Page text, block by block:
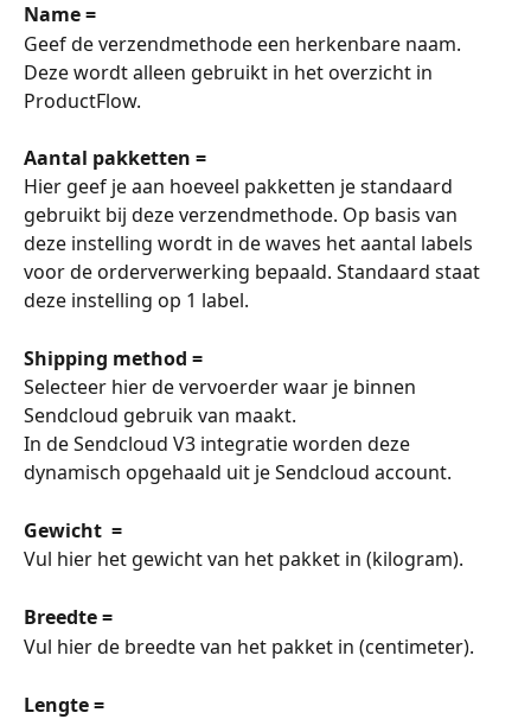
Name =
Geef de verzendmethode een herkenbare naam.
Deze wordt alleen gebruikt in het overzicht in
ProductFlow.
Aantal pakketten =
Hier geef je aan hoeveel pakketten je standaard
gebruikt bij deze verzendmethode. Op basis van
deze instelling wordt in de waves het aantal labels
voor de orderverwerking bepaald. Standaard staat
deze instelling op 1 label.
Shipping method =
Selecteer hier de vervoerder waar je binnen
Sendcloud gebruik van maakt.
In de Sendcloud V3 integratie worden deze
dynamisch opgehaald uit je Sendcloud account.
Gewicht  =
Vul hier het gewicht van het pakket in (kilogram).
Breedte =
Vul hier de breedte van het pakket in (centimeter).
Lengte =